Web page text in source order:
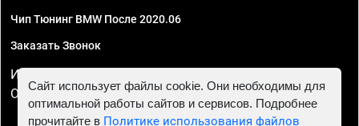
Чип Тюнинг BMW После 2020.06
Заказать Звонок
ИП Смирнов Георгий Павлович. ИНН 781302555843,
ОГРНИП 324470400032610
Сайт использует файлы cookie. Они необходимы для
оптимальной работы сайтов и сервисов. Подробнее
прочитайте в Политике использования файлов